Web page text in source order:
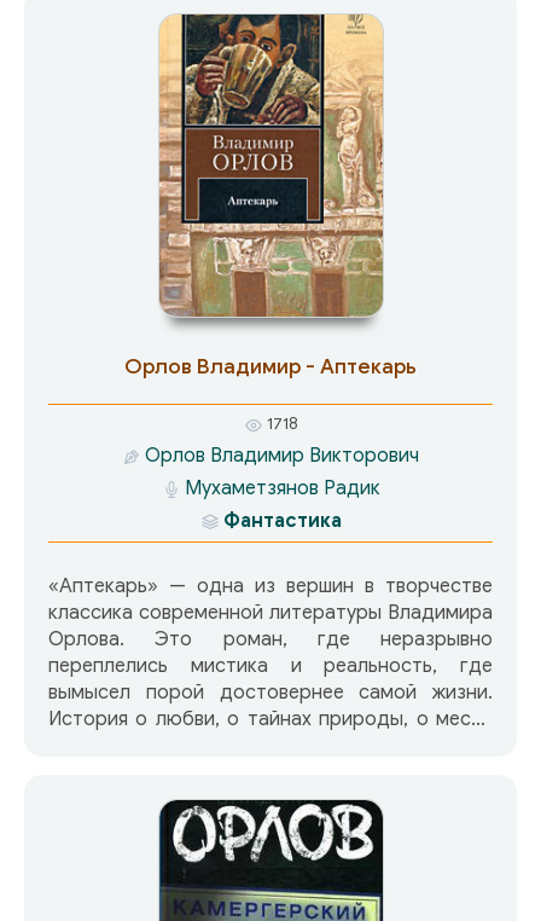
человеке и человеческое в демоне. Тема,
необычайно притягательная для читателя во
все времена… Роман «Альтист Данилов»
вихрем ворвался в нашу жизнь и всех
ошеломил. Его читали и перечитывали, он
издавался во Франции и США, в Германии и
Японии, в Италии и Швеции — более чем в 20
странах мира. Точное бытописание
московской жизни и полет фантазии, острая
социальная сатира и мягкий юмор — все это
переплелось в романе, складываясь в
поэтичное, похожее на музыку произведение.
Орлов Владимир - Аптекарь
1718
Орлов Владимир Викторович
Мухаметзянов Радик
Фантастика
«Аптекарь» — одна из вершин в творчестве
классика современной литературы Владимира
Орлова. Это роман, где неразрывно
переплелись мистика и реальность, где
вымысел порой достовернее самой жизни.
История о любви, о тайнах природы, о месте